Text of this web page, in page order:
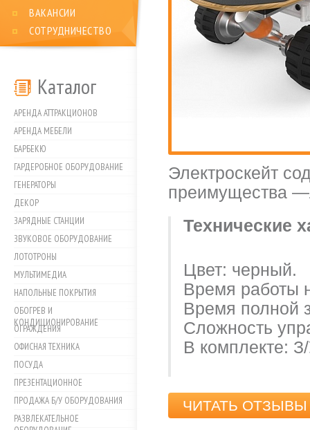
ВАКАНСИИ
СОТРУДНИЧЕСТВО
Каталог
АРЕНДА АТТРАКЦИОНОВ
АРЕНДА МЕБЕЛИ
БАРБЕКЮ
ГАРДЕРОБНОЕ ОБОРУДОВАНИЕ
ГЕНЕРАТОРЫ
ДЕКОР
ЗАРЯДНЫЕ СТАНЦИИ
ЗВУКОВОЕ ОБОРУДОВАНИЕ
ЛОТОТРОНЫ
МУЛЬТИМЕДИА
НАПОЛЬНЫЕ ПОКРЫТИЯ
ОБОГРЕВ И
КОНДИЦИОНИРОВАНИЕ
ОГРАЖДЕНИЯ
ОФИСНАЯ ТЕХНИКА
ПОСУДА
ПРЕЗЕНТАЦИОННОЕ
ПРОДАЖА Б/У ОБОРУДОВАНИЯ
РАЗВЛЕКАТЕЛЬНОЕ
Электроскейт
преимущества
Технические
Цвет: черный.
Время работы
Время полной
Сложность
В комплекте:
ЧИТАТЬ ОТЗЫВЫ